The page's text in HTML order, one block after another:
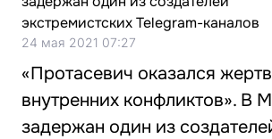
24 мая 2021 07:27
«Протасевич оказался
внутренних конфликтов». В
задержан один из